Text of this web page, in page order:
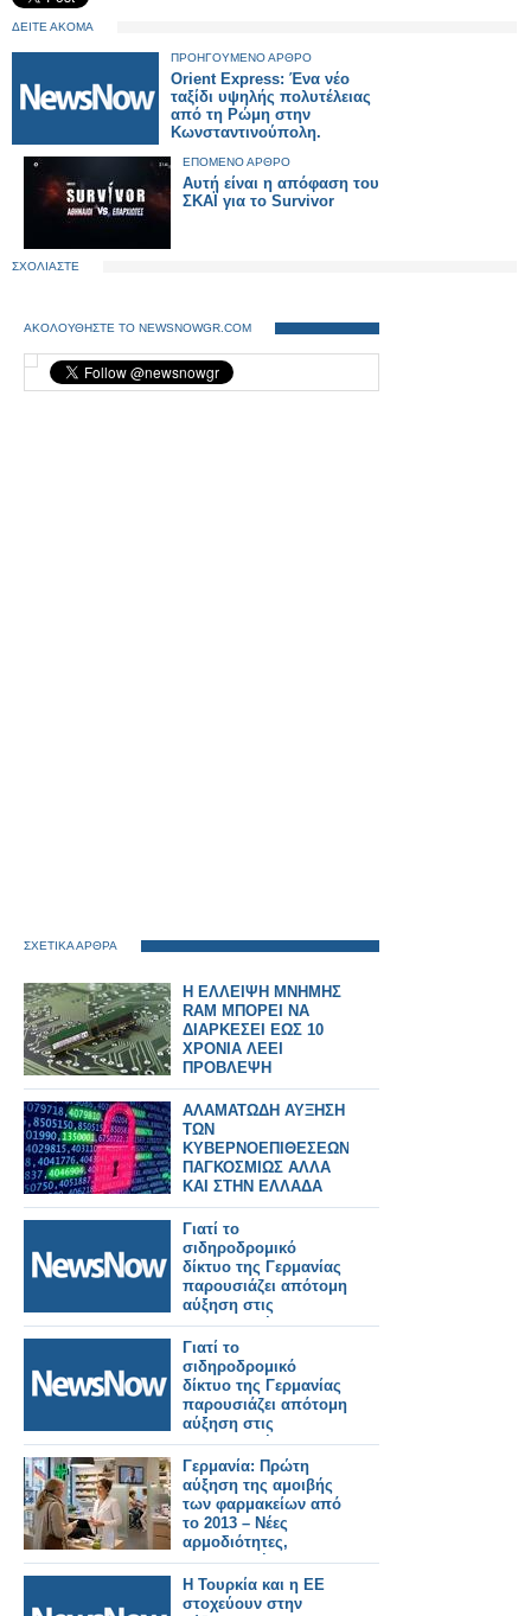
ΔΕΙΤΕ ΑΚΟΜΑ
ΠΡΟΗΓΟΥΜΕΝΟ ΑΡΘΡΟ
Orient Express: Ένα νέο
ταξίδι υψηλής πολυτέλειας
από τη Ρώμη στην
Κωνσταντινούπολη.
ΕΠΟΜΕΝΟ ΑΡΘΡΟ
Αυτή είναι η απόφαση του
ΣΚΑΪ για το Survivor
ΣΧΟΛΙΑΣΤΕ
ΑΚΟΛΟΥΘΗΣΤΕ ΤΟ NEWSNOWGR.COM
ΣΧΕΤΙΚΑ ΑΡΘΡΑ
Η ΕΛΛΕΙΨΗ ΜΝΗΜΗΣ
RAM ΜΠΟΡΕΙ ΝΑ
ΔΙΑΡΚΕΣΕΙ ΕΩΣ 10
ΧΡΟΝΙΑ ΛΕΕΙ
ΠΡΟΒΛΕΨΗ
ΑΛΑΜΑΤΩΔΗ ΑΥΞΗΣΗ
ΤΩΝ
ΚΥΒΕΡΝΟΕΠΙΘΕΣΕΩΝ
ΠΑΓΚΟΣΜΙΩΣ ΑΛΛΑ
ΚΑΙ ΣΤΗΝ ΕΛΛΑΔΑ
Γιατί το
σιδηροδρομικό
δίκτυο της Γερμανίας
παρουσιάζει απότομη
αύξηση στις
εγκληματικές
επιθέσεις.
Γιατί το
σιδηροδρομικό
δίκτυο της Γερμανίας
παρουσιάζει απότομη
αύξηση στις
εγκληματικές
επιθέσεις.
Γερμανία: Πρώτη
αύξηση της αμοιβής
των φαρμακείων από
το 2013 – Νέες
αρμοδιότητες,
τηλεϊατρική και
υπηρεσίες
Η Τουρκία και η ΕΕ
στοχεύουν στην